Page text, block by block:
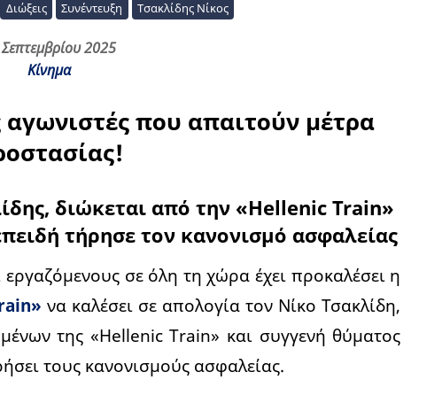
Διώξεις Συνέντευξη Τσακλίδης Νίκος
2025
Κίνημα
που απαιτούν μέτρα
διώκεται από την «Hellenic Train»
τήρησε τον κανονισμό ασφαλείας
σε όλη τη χώρα έχει προκαλέσει η
να καλέσει σε απολογία τον Νίκο Τσακλίδη,
της «Hellenic Train» και συγγενή θύματος
τους κανονισμούς ασφαλείας.